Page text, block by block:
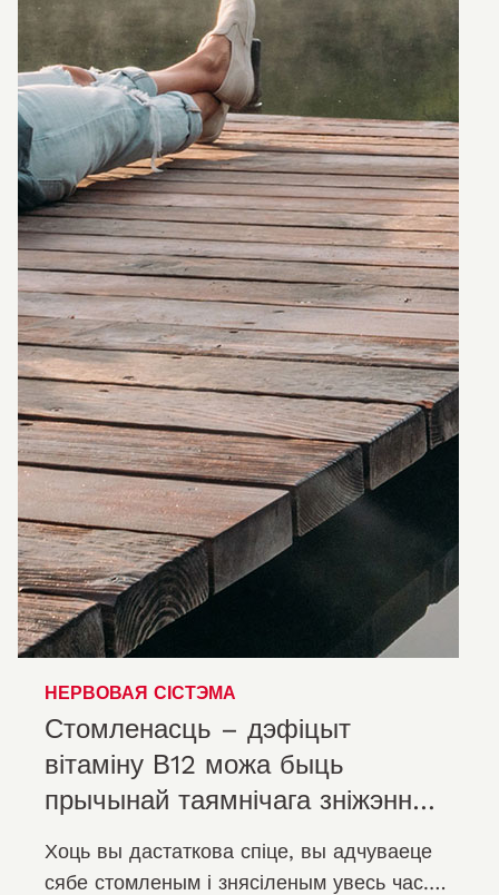
НЕРВОВАЯ СІСТЭМА
Стомленасць – дэфіцыт
вітаміну В12 можа быць
прычынай таямнічага зніжэнню
Хоць вы дастаткова спіце, вы адчуваеце
сябе стомленым і знясіленым увесь час.